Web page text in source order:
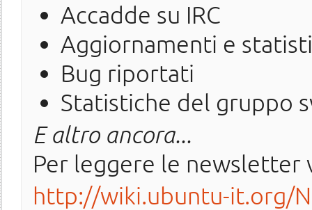
Accadde su IRC
Aggiornamenti e
Bug riportati
Statistiche del gruppo
E altro ancora...
Per leggere le newsletter
http://wiki.ubuntu-it.org/